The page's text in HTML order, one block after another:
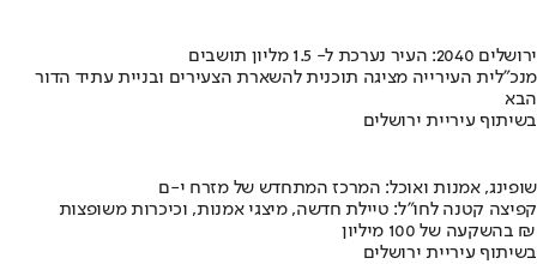
ירושלים 2040: העיר נערכת ל- 1.5 מליון תושבים
מנכ"לית העירייה מציגה תוכנית להשארת הצעירים ובניית עתיד הדור
הבא
בשיתוף עיריית ירושלים
שופינג, אמנות ואוכל: המרכז המתחדש של מזרח י-ם
קפיצה קטנה לחו"ל: טיילת חדשה, מיצגי אמנות, וכיכרות משופצות
בהשקעה של 100 מיליון ₪
בשיתוף עיריית ירושלים